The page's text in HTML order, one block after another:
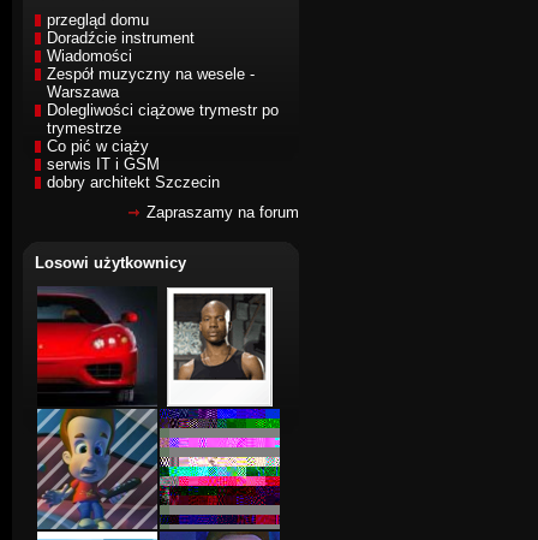
przegląd domu
Doradźcie instrument
Wiadomości
Zespół muzyczny na wesele -
Warszawa
Dolegliwości ciążowe trymestr po
trymestrze
Co pić w ciąży
serwis IT i GSM
dobry architekt Szczecin
Zapraszamy na forum
Losowi użytkownicy